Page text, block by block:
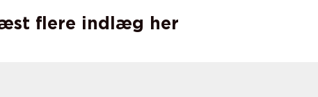
flere indlæg her